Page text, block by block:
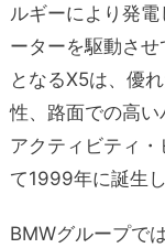
ルギーにより発
ーターを駆動さ
となるX5は、優
性、路面での高い
アクティビティ
て1999年に誕生し
BMWグループで